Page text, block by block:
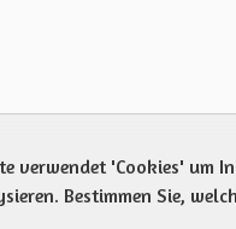
verwendet 'Cookies' um
Bestimmen Sie,